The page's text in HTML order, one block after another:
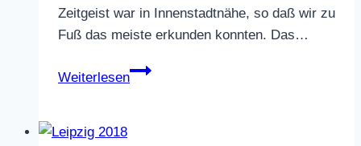
Zeitgeist war in Innenstadtnähe, so daß wir zu
Fuß das meiste erkunden konnten. Das…
Weiterlesen
Wien